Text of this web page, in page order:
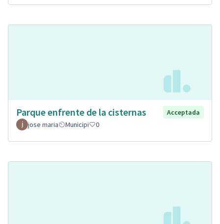
Parque enfrente de la cisternas
Acceptada
jose maria
Municipi 0